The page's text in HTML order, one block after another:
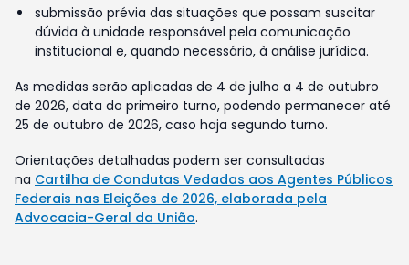
submissão prévia das situações que possam suscitar
dúvida à unidade responsável pela comunicação
institucional e, quando necessário, à análise jurídica.
As medidas serão aplicadas de 4 de julho a 4 de outubro
de 2026, data do primeiro turno, podendo permanecer até
25 de outubro de 2026, caso haja segundo turno.
Orientações detalhadas podem ser consultadas
na Cartilha de Condutas Vedadas aos Agentes Públicos
Federais nas Eleições de 2026, elaborada pela
Advocacia-Geral da União.